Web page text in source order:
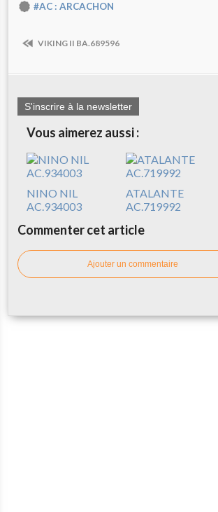
#AC : ARCACHON
VIKING II BA.689596
S'inscrire à la newsletter
Vous aimerez aussi :
NINO NIL
AC.934003
ATALANTE
AC.719992
Commenter cet article
Ajouter un commentaire